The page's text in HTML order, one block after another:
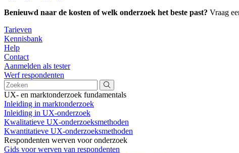
Benieuwd naar de kosten of welk onderzoek het beste past? Vraag
Tarieven
Kennisbank
Help
Contact
Aanmelden als tester
Werf respondenten
UX- en marktonderzoek fundamentals
Inleiding in marktonderzoek
Inleiding in UX-onderzoek
Kwalitatieve UX-onderzoeksmethoden
Kwantitatieve UX-onderzoeksmethoden
Respondenten werven voor onderzoek
Gids voor werven van respondenten